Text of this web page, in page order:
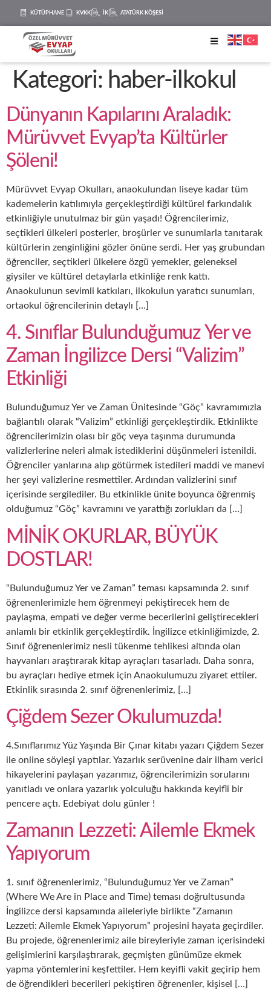
KÜTÜPHANE KVKK İK ATATÜRK KÖŞESİ
Kategori: haber-ilkokul
Dünyanın Kapılarını Araladık:
Mürüvvet Evyap’ta Kültürler
Şöleni!
Mürüvvet Evyap Okulları, anaokulundan liseye kadar tüm
kademelerin katılımıyla gerçekleştirdiği kültürel farkındalık
etkinliğiyle unutulmaz bir gün yaşadı! Öğrencilerimiz,
seçtikleri ülkeleri posterler, broşürler ve sunumlarla tanıtarak
kültürlerin zenginliğini gözler önüne serdi. Her yaş grubundan
öğrenciler, seçtikleri ülkelere özgü yemekler, geleneksel
giysiler ve kültürel detaylarla etkinliğe renk kattı.
Anaokulunun sevimli katkıları, ilkokulun yaratıcı sunumları,
ortaokul öğrencilerinin detaylı […]
4. Sınıflar Bulunduğumuz Yer ve
Zaman İngilizce Dersi “Valizim”
Etkinliği
Bulunduğumuz Yer ve Zaman Ünitesinde “Göç” kavramımızla
bağlantılı olarak “Valizim” etkinliği gerçekleştirdik. Etkinlikte
öğrencilerimizin olası bir göç veya taşınma durumunda
valizlerlerine neleri almak istediklerini düşünmeleri istenildi.
Öğrenciler yanlarına alıp götürmek istedileri maddi ve manevi
her şeyi valizlerine resmettiler. Ardından valizlerini sınıf
içerisinde sergilediler. Bu etkinlikle ünite boyunca öğrenmiş
olduğumuz “Göç” kavramını ve yarattığı zorlukları da […]
MİNİK OKURLAR, BÜYÜK
DOSTLAR!
“Bulunduğumuz Yer ve Zaman” teması kapsamında 2. sınıf
öğrenenlerimizle hem öğrenmeyi pekiştirecek hem de
paylaşma, empati ve değer verme becerilerini geliştirecekleri
anlamlı bir etkinlik gerçekleştirdik. İngilizce etkinliğimizde, 2.
Sınıf öğrenenlerimiz nesli tükenme tehlikesi altında olan
hayvanları araştırarak kitap ayraçları tasarladı. Daha sonra,
bu ayraçları hediye etmek için Anaokulumuzu ziyaret ettiler.
Etkinlik sırasında 2. sınıf öğrenenlerimiz, […]
Çiğdem Sezer Okulumuzda!
4.Sınıflarımız Yüz Yaşında Bir Çınar kitabı yazarı Çiğdem Sezer
ile online söyleşi yaptılar. Yazarlık serüvenine dair ilham verici
hikayelerini paylaşan yazarımız, öğrencilerimizin sorularını
yanıtladı ve onlara yazarlık yolculuğu hakkında keyifli bir
pencere açtı. Edebiyat dolu günler !
Zamanın Lezzeti: Ailemle Ekmek
Yapıyorum
1. sınıf öğrenenlerimiz, “Bulunduğumuz Yer ve Zaman”
(Where We Are in Place and Time) teması doğrultusunda
İngilizce dersi kapsamında aileleriyle birlikte “Zamanın
Lezzeti: Ailemle Ekmek Yapıyorum” projesini hayata geçirdiler.
Bu projede, öğrenenlerimiz aile bireyleriyle zaman içerisindeki
gelişimlerini karşılaştırarak, geçmişten günümüze ekmek
yapma yöntemlerini keşfettiler. Hem keyifli vakit geçirip hem
de öğrendikleri becerileri pekiştiren öğrenenler, kişisel […]